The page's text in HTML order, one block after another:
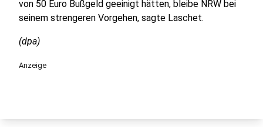
von 50 Euro Bußgeld geeinigt hätten, bleibe NRW bei
seinem strengeren Vorgehen, sagte Laschet.
(dpa)
Anzeige